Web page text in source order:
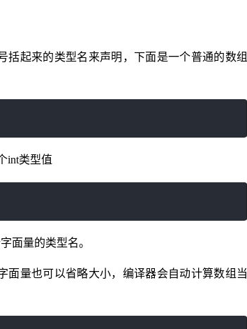
起来的类型名来声明，下面是一个普通的数组
int类型值
面量的类型名。
面量也可以省略大小，编译器会自动计算数组当